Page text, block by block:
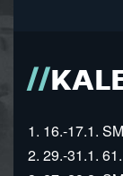
1. 16.-17.1.
2. 29.-31.1.